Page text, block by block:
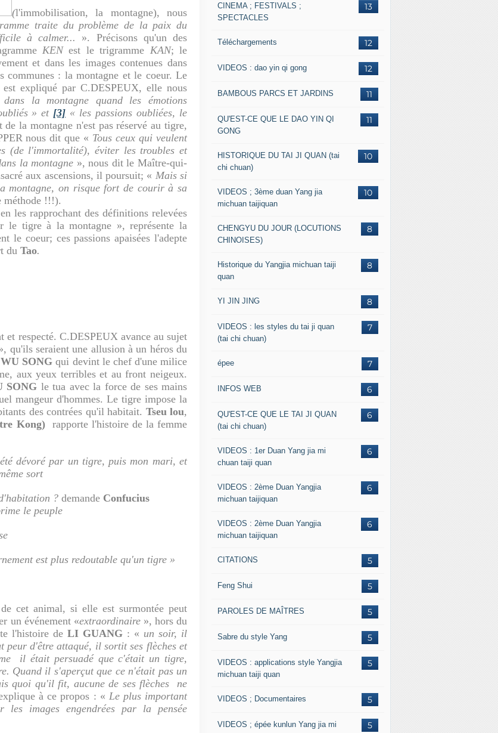
(l'immobilisation, la montagne), nous
traite du problème de la paix du
à calmer...
». Précisons qu'un des
KENest le trigramme KAN; le
et dans les images contenues dans
communes : la montagne et le coeur. Le
expliqué par C.DESPEUX, elle nous
la montagne quand les émotions
» et [3] « les passions oubliées, le
de la montagne n'est pas réservé au tigre,
nous dit que « Tous ceux qui veulent
(de l'immortalité), éviter les troubles et
la montagne », nous dit le Maître-qui-
aux ascensions, il poursuit; « Mais si
montagne, on risque fort de courir à sa
méthode !!!).
rapprochant des définitions relevées
le tigre à la montagne », représente la
le coeur; ces passions apaisées l'adepte
du Tao.
respecté. C.DESPEUX avance au sujet
qu'ils seraient une allusion à un héros du
WU SONG qui devint le chef d'une milice
aux yeux terribles et au front neigeux.
SONG le tua avec la force de ses mains
mangeur d'hommes. Le tigre impose la
des contrées qu'il habitait. Tseu lou,
Kong) rapporte l'histoire de la femme
dévoré par un tigre, puis mon mari, et
sort
? demande Confucius
le peuple
est plus redoutable qu'un tigre »
cet animal, si elle est surmontée peut
un événement «extraordinaire», hors du
l'histoire de LI GUANG : « un soir, il
d'être attaqué, il sortit ses flèches et
il était persuadé que c'était un tigre,
Quand il s'aperçut que ce n'était pas un
quoi qu'il fit, aucune de ses flèches ne
à ce propos : « Le plus important
images engendrées par la pensée
13
CINEMA ; FESTIVALS ;
SPECTACLES
12
Téléchargements
12
VIDEOS : dao yin qi gong
11
BAMBOUS PARCS ET JARDINS
11
QU'EST-CE QUE LE DAO YIN QI
GONG
10
HISTORIQUE DU TAI JI QUAN (tai
chi chuan)
10
VIDEOS ; 3ème duan Yang jia
michuan taijiquan
8
CHENGYU DU JOUR (LOCUTIONS
CHINOISES)
8
Historique du Yangjia michuan taiji
quan
8
YI JIN JING
7
VIDEOS : les styles du tai ji quan
(tai chi chuan)
7
épee
6
INFOS WEB
6
QU'EST-CE QUE LE TAI JI QUAN
(tai chi chuan)
6
VIDEOS : 1er Duan Yang jia mi
chuan taiji quan
6
VIDEOS : 2ème Duan Yangjia
michuan taijiquan
6
VIDEOS : 2ème Duan Yangjia
michuan taijiquan
5
CITATIONS
5
Feng Shui
5
PAROLES DE MAÎTRES
5
Sabre du style Yang
5
VIDEOS : applications style Yangjia
michuan taiji quan
5
VIDEOS ; Documentaires
5
VIDEOS ; épée kunlun Yang jia mi